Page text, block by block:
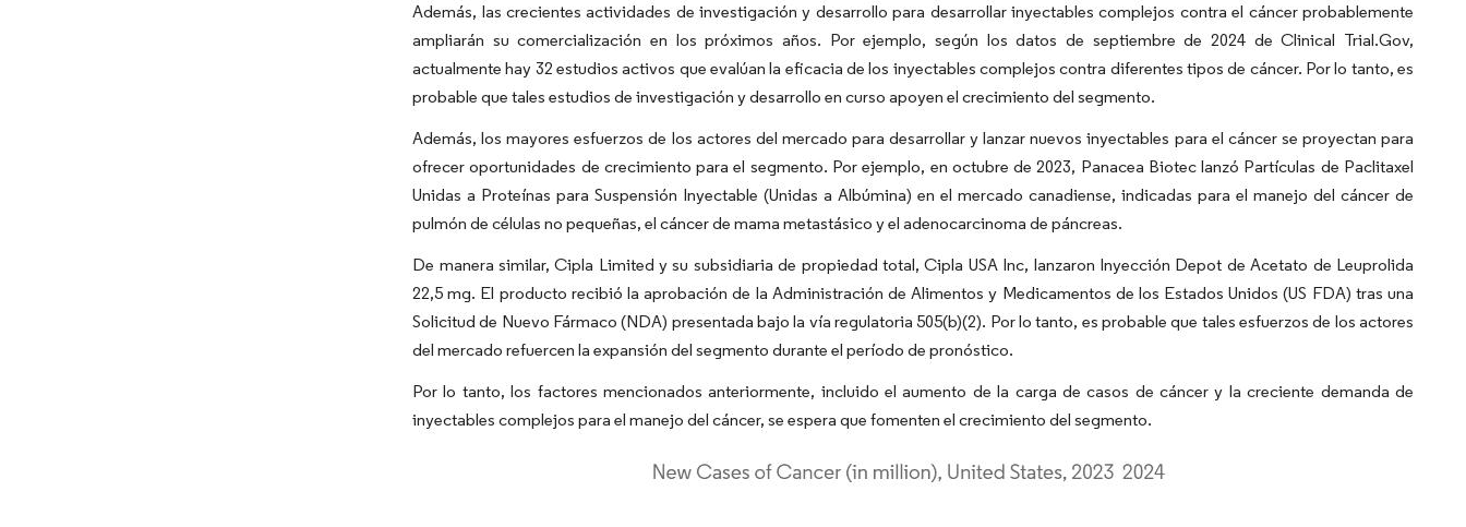
Además, las crecientes actividades de investigación y desarrollo para desarrollar inyectables complejos contra el cáncer probablemente
ampliarán su comercialización en los próximos años. Por ejemplo, según los datos de septiembre de 2024 de Clinical Trial.Gov,
actualmente hay 32 estudios activos que evalúan la eficacia de los inyectables complejos contra diferentes tipos de cáncer. Por lo tanto, es
probable que tales estudios de investigación y desarrollo en curso apoyen el crecimiento del segmento.
Además, los mayores esfuerzos de los actores del mercado para desarrollar y lanzar nuevos inyectables para el cáncer se proyectan para
ofrecer oportunidades de crecimiento para el segmento. Por ejemplo, en octubre de 2023, Panacea Biotec lanzó Partículas de Paclitaxel
Unidas a Proteínas para Suspensión Inyectable (Unidas a Albúmina) en el mercado canadiense, indicadas para el manejo del cáncer de
pulmón de células no pequeñas, el cáncer de mama metastásico y el adenocarcinoma de páncreas.
De manera similar, Cipla Limited y su subsidiaria de propiedad total, Cipla USA Inc, lanzaron Inyección Depot de Acetato de Leuprolida
22,5 mg. El producto recibió la aprobación de la Administración de Alimentos y Medicamentos de los Estados Unidos (US FDA) tras una
Solicitud de Nuevo Fármaco (NDA) presentada bajo la vía regulatoria 505(b)(2). Por lo tanto, es probable que tales esfuerzos de los actores
del mercado refuercen la expansión del segmento durante el período de pronóstico.
Por lo tanto, los factores mencionados anteriormente, incluido el aumento de la carga de casos de cáncer y la creciente demanda de
inyectables complejos para el manejo del cáncer, se espera que fomenten el crecimiento del segmento.